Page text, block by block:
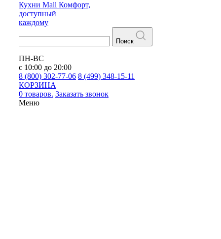
Кухни Mall Комфорт,
доступный
каждому
Поиск
ПН-ВС
с 10:00 до 20:00
8 (800) 302-77-06 8 (499) 348-15-11
КОРЗИНА
0 товаров. Заказать звонок
Меню